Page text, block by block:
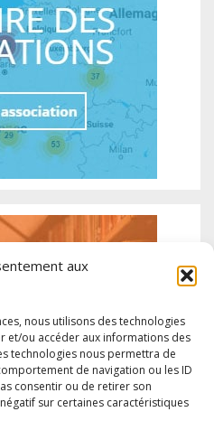
aux
nous utilisons des technologies
et/ou accéder aux informations des
technologies nous permettra de
de navigation ou les ID
consentir ou de retirer son
sur certaines caractéristiques